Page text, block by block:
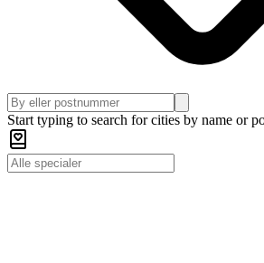
Start typing to search for cities by name or